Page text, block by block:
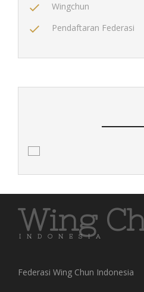
Wingchun
Pendaftaran Federasi
Wing
INDONESIA
Federasi Wing Chun Indonesia